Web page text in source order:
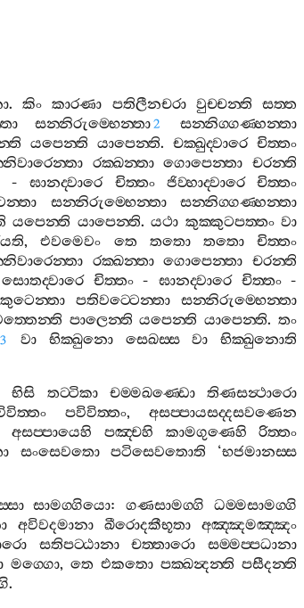
.කිං කාරණා පතිලීනචරා වුච‍්චන‍්ති
සත‍්ත
සන‍්නිරුම‍්භෙන‍්තා2
සන‍්නිග‍්ගණ‍්හන‍්තා
යපෙන‍්ති යාපෙන‍්ති.චක‍්ඛුද‍්වාරෙ චිත‍්තං
රක‍්ඛන‍්තා ගොපෙන‍්තා චරන‍්ති
-ඝානද‍්වාරෙ චිත‍්තං ජිව‍්හාද‍්වාරෙ
චිත‍්තං
සන‍්නිරුම‍්භෙන‍්තා
සන‍්නිග‍්ගණ‍්හන‍්තා
යපෙන‍්ති යාපෙන‍්ති.යථා කුක‍්කුටපත‍්තං වා
,එවමෙවං තෙ තතො තතො
චිත‍්තං
රක‍්ඛන‍්තා ගොපෙන‍්තා චරන‍්ති
සොතද‍්වාරෙ චිත‍්තං- ඝානද‍්වාරෙ චිත‍්තං-
පතිවට‍්ටෙන‍්තා
සන‍්නිරුම‍්භෙන‍්තා
පාලෙන‍්ති යපෙන‍්ති යාපෙන‍්ති.තං
3 වා භික‍්ඛුනො සෙඛස‍්ස වා
භික‍්ඛුනොති
භිසි තට‍්ටිකා චම‍්මඛණ‍්ඩො
තිණසන්‍ථාරො
පවිවිත‍්තං, අසප‍්පායසද‍්දසවණෙන
අසප‍්පායෙහි පඤ‍්චහි කාමගුණෙහි
රිත‍්තං
සංසෙවතො පටිසෙවතොති ‘භජමානස‍්ස
සාමග‍්ගියො:ගණසාමග‍්ගි
ධම‍්මසාමග‍්ගි
අවිවදමානා ඛීරොදකීභූතා
අඤ‍්ඤමඤ‍්ඤං
සතිපට‍්ඨානා චත‍්තාරො
සම‍්මප‍්පධානා
මග‍්ගො,තෙ එකතො පක‍්ඛන්‍දන‍්ති පසීදන‍්ති
.